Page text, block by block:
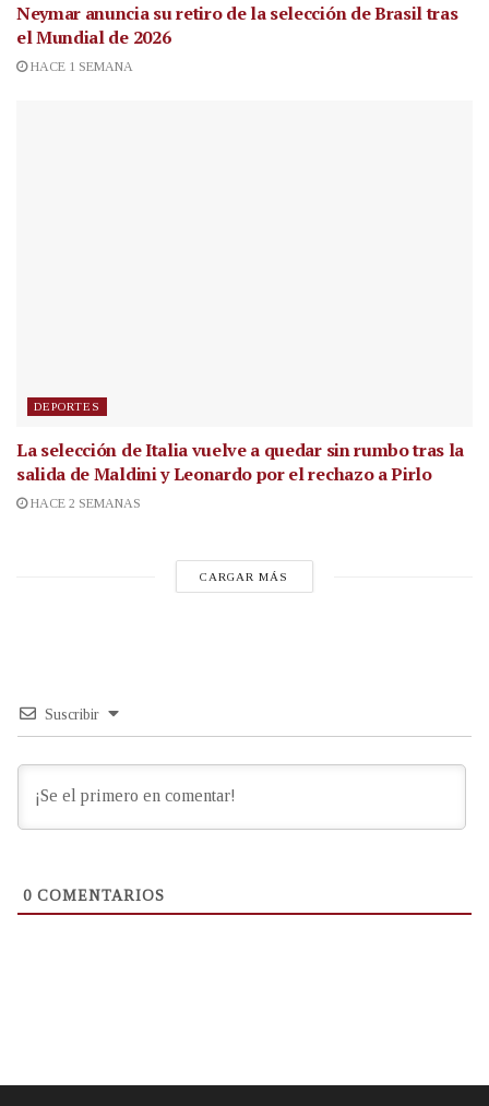
Neymar anuncia su retiro de la selección de Brasil tras
el Mundial de 2026
HACE 1 SEMANA
DEPORTES
La selección de Italia vuelve a quedar sin rumbo tras la
salida de Maldini y Leonardo por el rechazo a Pirlo
HACE 2 SEMANAS
CARGAR MÁS
Suscribir
0 COMENTARIOS